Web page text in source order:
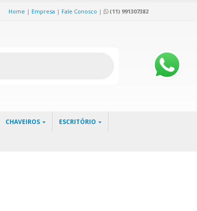
Home | Empresa | Fale Conosco | (11) 991307382
CHAVEIROS ESCRITÓRIO